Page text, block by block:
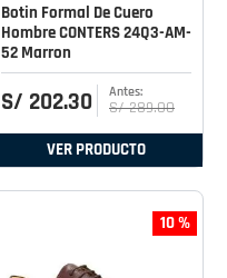
Botin Formal De Cuero
Hombre CONTERS 24Q3-AM-
52 Marron
S/ 202.30 S/ 289.00
VER PRODUCTO
10 %